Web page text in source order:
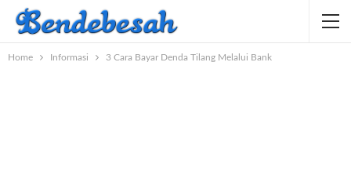
Home Informasi 3 Cara Bayar Denda Tilang Melalui Bank